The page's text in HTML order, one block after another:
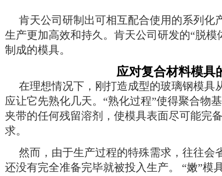
肯天公司研制出可相互配合使用的系列化
生产更加高效和持久。肯天公司研发的“脱模
制成的模具。
应对复合材料模具
在理想情况下，刚打造成型的玻璃钢模具
应让它先熟化几天。“熟化过程”使得聚合物
夹带的任何残留溶剂，使模具表面尽可能完
求。
然而，由于生产过程的特殊需求，往往会
还没有完全准备完毕就被投入生产。
“嫩”模